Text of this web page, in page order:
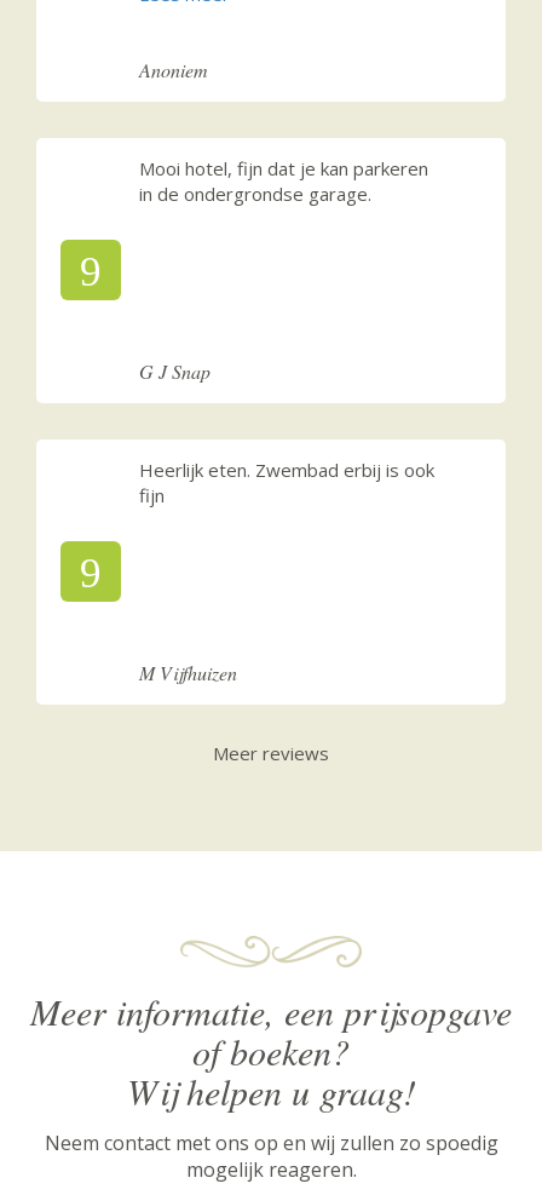
Anoniem
9
Mooi hotel, fijn dat je kan parkeren
in de ondergrondse garage.
G J Snap
9
Heerlijk eten. Zwembad erbij is ook
fijn
M Vijfhuizen
Meer reviews
Meer informatie, een prijsopgave
of boeken?
Wij helpen u graag!
Neem contact met ons op en wij zullen zo spoedig
mogelijk reageren.